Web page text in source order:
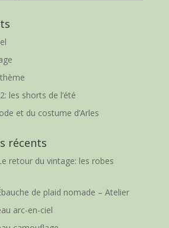
les shorts de l’été
et du costume d’Arles
récents
retour du vintage: les robes
de plaid nomade – Atelier
arc-en-ciel